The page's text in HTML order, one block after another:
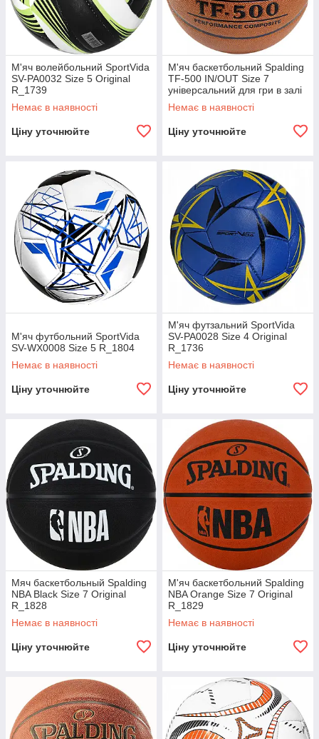
М'яч волейбольний SportVida
SV-PA0032 Size 5 Original
R_1739
Немає в наявності
Ціну уточнюйте
М'яч баскетбольний Spalding
TF-500 IN/OUT Size 7
універсальний для гри в залі
та на вулиці R_1777
Немає в наявності
Ціну уточнюйте
М'яч футбольний SportVida
SV-WX0008 Size 5 R_1804
Немає в наявності
Ціну уточнюйте
М'яч футзальний SportVida
SV-PA0028 Size 4 Original
R_1736
Немає в наявності
Ціну уточнюйте
Мяч баскетбольный Spalding
NBA Black Size 7 Original
R_1828
Немає в наявності
Ціну уточнюйте
М'яч баскетбольний Spalding
NBA Orange Size 7 Original
R_1829
Немає в наявності
Ціну уточнюйте